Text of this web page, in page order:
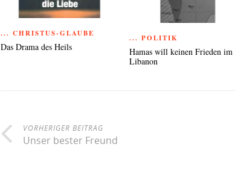
... CHRISTUS-GLAUBE
Das Drama des Heils
... POLITIK
Hamas will keinen Frieden im
Libanon
VORHERIGER BEITRAG
Unser bester Freund